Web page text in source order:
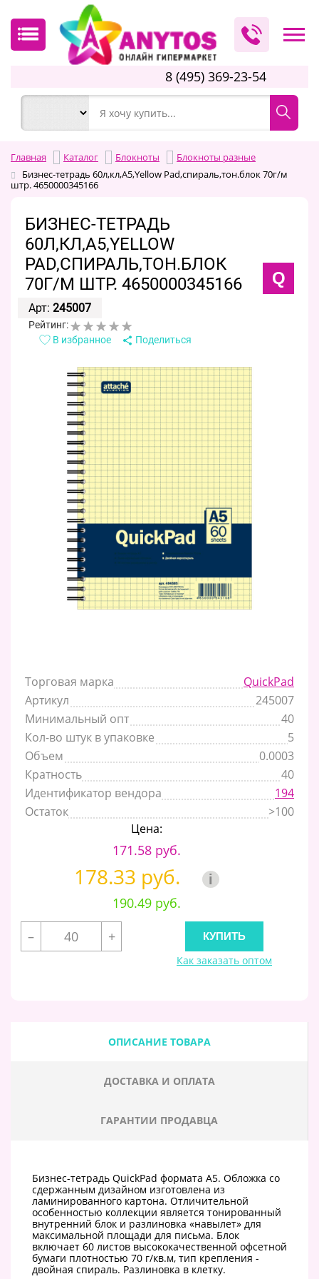
8 (495) 369-23-54
Главная Каталог Блокноты
Блокноты разные
Бизнес-тетрадь 60л,кл,А5,Yellow Pad,спираль,тон.блок 70г/м
штр. 4650000345166
БИЗНЕС-ТЕТРАДЬ
60Л,КЛ,А5,YELLOW
PAD,СПИРАЛЬ,ТОН.БЛОК
70Г/М ШТР. 4650000345166
Q
Арт: 245007
Рейтинг:
В избранное
Поделиться
Торговая марка
QuickPad
Артикул
245007
Минимальный опт
40
Кол-во штук в упаковке
5
Объем
0.0003
Кратность
40
Идентификатор вендора
194
Остаток
>100
Цена:
171.58 руб.
178.33 руб. i
190.49 руб.
–
+
Как заказать оптом
ОПИСАНИЕ ТОВАРА
ДОСТАВКА И ОПЛАТА
ГАРАНТИИ ПРОДАВЦА
Бизнес-тетрадь QuickPad формата А5. Обложка со
сдержанным дизайном изготовлена из
ламинированного картона. Отличительной
особенностью коллекции является тонированный
внутренний блок и разлиновка «навылет» для
максимальной площади для письма. Блок
включает 60 листов высококачественной офсетной
бумаги плотностью 70 г/кв.м, тип крепления -
двойная спираль. Разлиновка в клетку.